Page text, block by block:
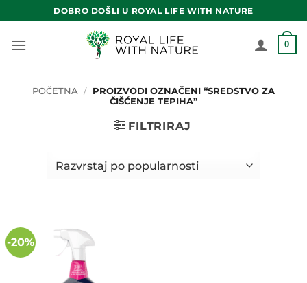
to
content
DOBRO DOŠLI U ROYAL LIFE WITH NATURE
0
POČETNA / PROIZVODI OZNAČENI “SREDSTVO ZA
ČIŠĆENJE TEPIHA”
FILTRIRAJ
-20%